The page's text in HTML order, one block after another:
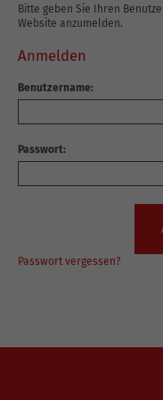
Bitte geben Sie Ihren
Website anzumelden.
Anmelden
Benutzername:
Passwort:
Passwort vergessen?